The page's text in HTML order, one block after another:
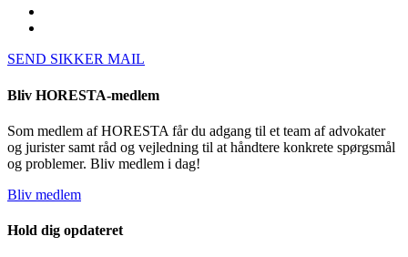
SEND SIKKER MAIL
Bliv HORESTA-medlem
Som medlem af HORESTA får du adgang til et team af advokater
og jurister samt råd og vejledning til at håndtere konkrete spørgsmål
og problemer. Bliv medlem i dag!
Bliv medlem
Hold dig opdateret